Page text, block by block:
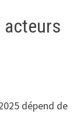
acteurs
dépend de